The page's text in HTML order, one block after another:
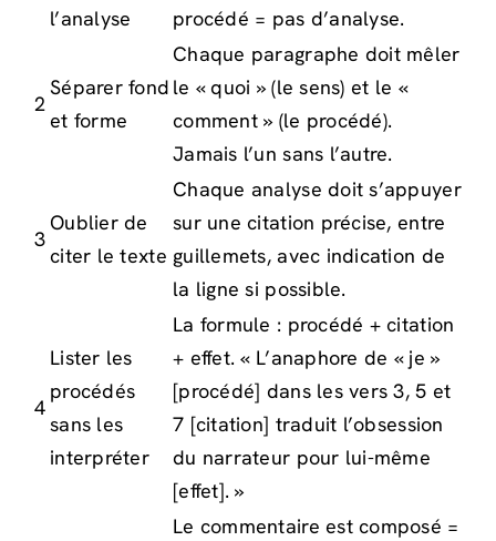
l’analyse
procédé = pas d’analyse.
2
Séparer fond
et forme
Chaque paragraphe doit mêler
le « quoi » (le sens) et le «
comment » (le procédé).
Jamais l’un sans l’autre.
3
Oublier de
citer le texte
Chaque analyse doit s’appuyer
sur une citation précise, entre
guillemets, avec indication de
la ligne si possible.
4
Lister les
procédés
sans les
interpréter
La formule : procédé + citation
+ effet. « L’anaphore de « je »
[procédé] dans les vers 3, 5 et
7 [citation] traduit l’obsession
du narrateur pour lui-même
[effet]. »
Le commentaire est composé =